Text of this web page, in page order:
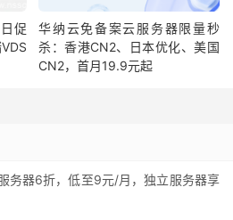
促
华纳云免备案云服务器限量秒
杀：香港CN2、日本优化、美国
CN2，首月19.9元起
务器6折，低至9元/月，独立服务器享